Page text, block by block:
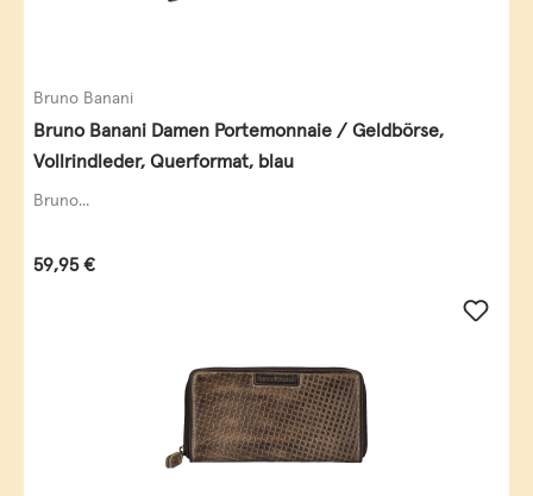
Bruno Banani
Bruno Banani Damen Portemonnaie / Geldbörse,
Vollrindleder, Querformat, blau
Bruno...
Regulärer Preis:
59,95 €